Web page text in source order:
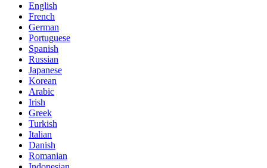
English
French
German
Portuguese
Spanish
Russian
Japanese
Korean
Arabic
Irish
Greek
Turkish
Italian
Danish
Romanian